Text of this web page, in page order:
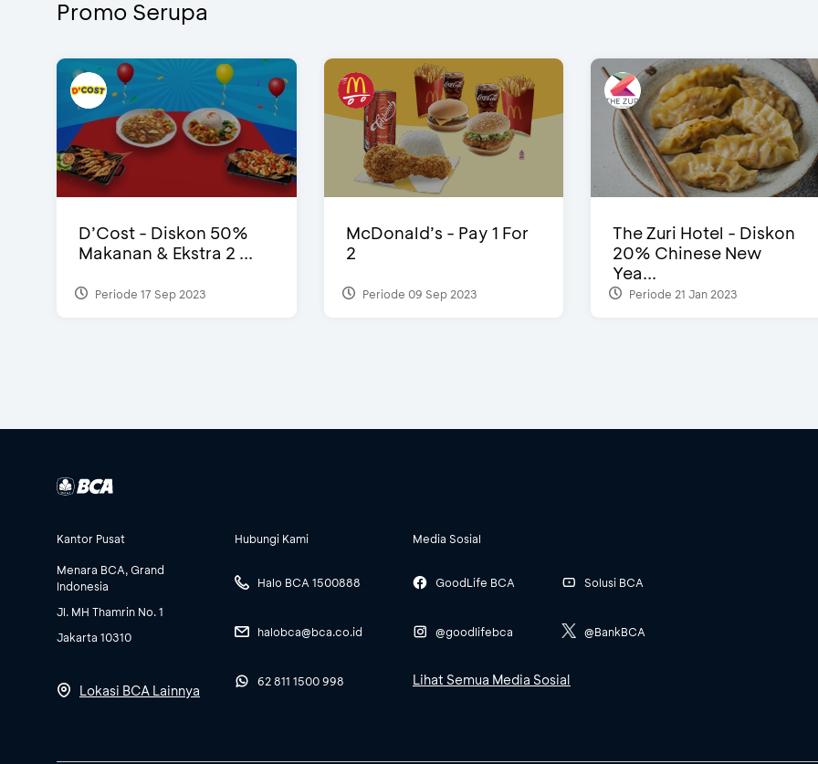
Promo Serupa
D’Cost - Diskon 50%
Makanan & Ekstra 2 ...
Periode 17 Sep 2023
McDonald’s - Pay 1 For
2
Periode 09 Sep 2023
The Zuri Hotel - Diskon
20% Chinese New
Yea...
Periode 21 Jan 2023
Kantor Pusat
Menara BCA, Grand
Indonesia
Jl. MH Thamrin No. 1
Jakarta 10310
Lokasi BCA Lainnya
Hubungi Kami
Halo BCA 1500888
halobca@bca.co.id
62 811 1500 998
Media Sosial
GoodLife BCA
@goodlifebca
Solusi BCA
@BankBCA
Lihat Semua Media Sosial